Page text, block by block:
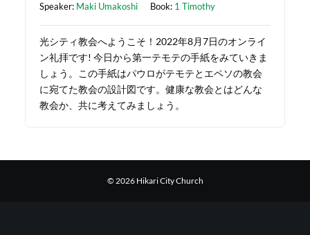
Speaker: Maki Umakoshi Book: 1 Timothy
光シティ教会へようこそ！2022年8月7日のオンライ
ン礼拝です! 今日から第一テモテの手紙をみていきま
しょう。この手紙はパウロがテモテとエペソの教会
に宛てた教会の設計図です。健康な教会とはどんな
教会か、共に考えてみましょう。
© 2026 Hikari City Church